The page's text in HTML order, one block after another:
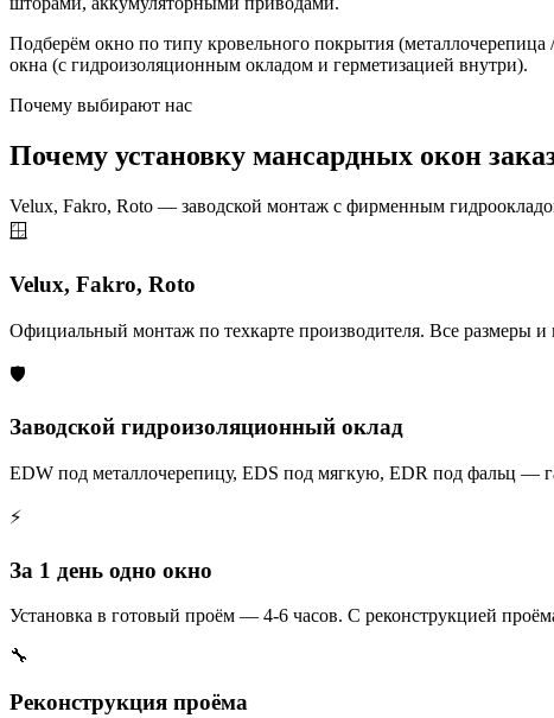
Подберём окно по типу кровельного покрытия
окна (с гидроизоляционным окладом и герметизацией внутри).
Почему выбирают нас
Почему установку мансардных окон
Velux, Fakro, Roto — заводской монтаж с фирменным
🪟
Velux, Fakro, Roto
Официальный монтаж по техкарте производителя. Все размеры и
🛡️
Заводской гидроизоляционный оклад
EDW под металлочерепицу, EDS под мягкую, EDR под фальц —
⚡
За 1 день одно окно
Установка в готовый проём — 4-6 часов. С реконструкцией
🔧
Реконструкция проёма